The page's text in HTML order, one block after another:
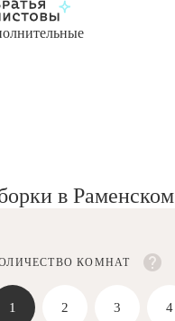
в Раменском
КОМНАТ
1 2 3 4